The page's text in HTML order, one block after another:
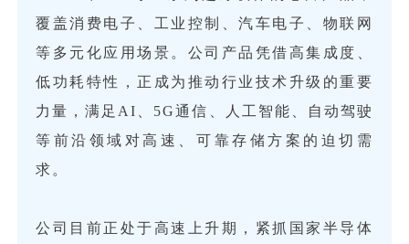
覆盖消费电子、工业控制、汽车电子、物联网
等多元化应用场景。公司产品凭借高集成度、
低功耗特性，正成为推动行业技术升级的重要
力量，满足AI、5G通信、人工智能、自动驾驶
等前沿领域对高速、可靠存储方案的迫切需
求。
公司目前正处于高速上升期，紧抓国家半导体